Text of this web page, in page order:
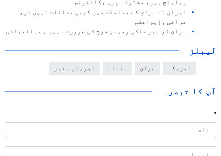
چیلینج ہیں، مشترکہ پریس کانفرنس
ایران نے عراق کے معاملات میں کبھی مداخلت نہیں کی،
عراقی وزیراعظم
عراق کو غیر ملکی زمینی فوج کی ضرورت نہیں ہے، العبادی
لیبلز
امریکہ عراق بغداد امریکی سفیر
آپ کا تبصرہ